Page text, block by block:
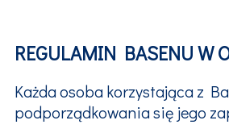
REGULAMIN BASENU W
Każda osoba korzystająca z
podporządkowania się jego